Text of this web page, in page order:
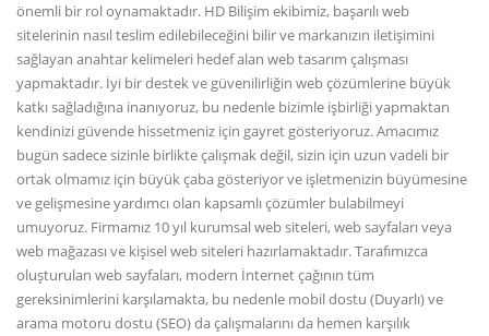
önemli bir rol oynamaktadır. HD Bilişim ekibimiz, başarılı web
sitelerinin nasıl teslim edilebileceğini bilir ve markanızın iletişimini
sağlayan anahtar kelimeleri hedef alan web tasarım çalışması
yapmaktadır. İyi bir destek ve güvenilirliğin web çözümlerine büyük
katkı sağladığına inanıyoruz, bu nedenle bizimle işbirliği yapmaktan
kendinizi güvende hissetmeniz için gayret gösteriyoruz. Amacımız
bugün sadece sizinle birlikte çalışmak değil, sizin için uzun vadeli bir
ortak olmamız için büyük çaba gösteriyor ve işletmenizin büyümesine
ve gelişmesine yardımcı olan kapsamlı çözümler bulabilmeyi
umuyoruz. Firmamız 10 yıl kurumsal web siteleri, web sayfaları veya
web mağazası ve kişisel web siteleri hazırlamaktadır. Tarafımızca
oluşturulan web sayfaları, modern İnternet çağının tüm
gereksinimlerini karşılamakta, bu nedenle mobil dostu (Duyarlı) ve
arama motoru dostu (SEO) da çalışmalarını da hemen karşılık